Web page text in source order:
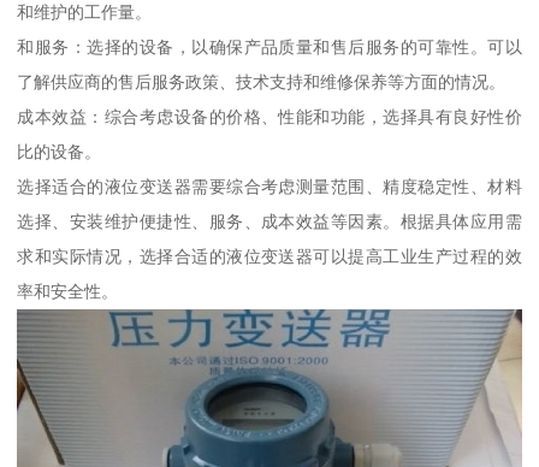
和维护的工作量。
和服务：选择的设备，以确保产品质量和售后服务的可靠性。可以
了解供应商的售后服务政策、技术支持和维修保养等方面的情况。
成本效益：综合考虑设备的价格、性能和功能，选择具有良好性价
比的设备。
选择适合的液位变送器需要综合考虑测量范围、精度稳定性、材料
选择、安装维护便捷性、服务、成本效益等因素。根据具体应用需
求和实际情况，选择合适的液位变送器可以提高工业生产过程的效
率和安全性。